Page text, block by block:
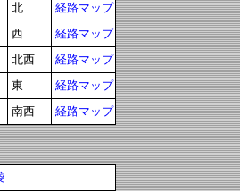
北
経路マップ
西
経路マップ
北西
経路マップ
東
経路マップ
南西
経路マップ